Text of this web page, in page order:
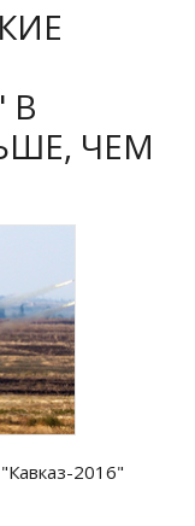
В
ЧЕМ
2016"